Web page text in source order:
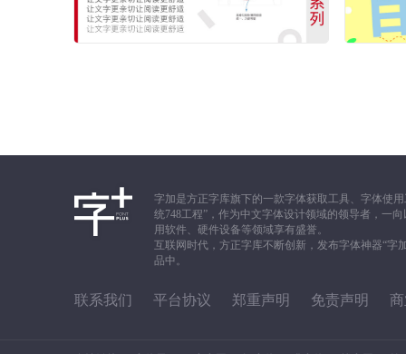
字加是方正字库旗下的一款字体获取工具、字体使
统748工程”，作为中文字体设计领域的领导者，一
用软件、硬件设备等领域享有盛誉。
互联网时代，方正字库不断创新，发布字体神器“字
品中。
联系我们 平台协议 郑重声明 免责声明